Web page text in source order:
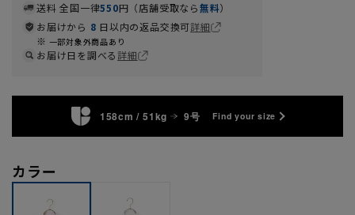
送料 全国一律550円（店舗受取なら無料）
お届けから 8 日以内の返品交換可詳細
一部対象外商品あり
お届け日を調べる詳細
158cm / 51kg 9号 Find your size
カラー